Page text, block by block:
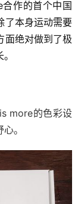
作的首个中国
了本身运动需要
面绝对做到了极
more的色彩设
。